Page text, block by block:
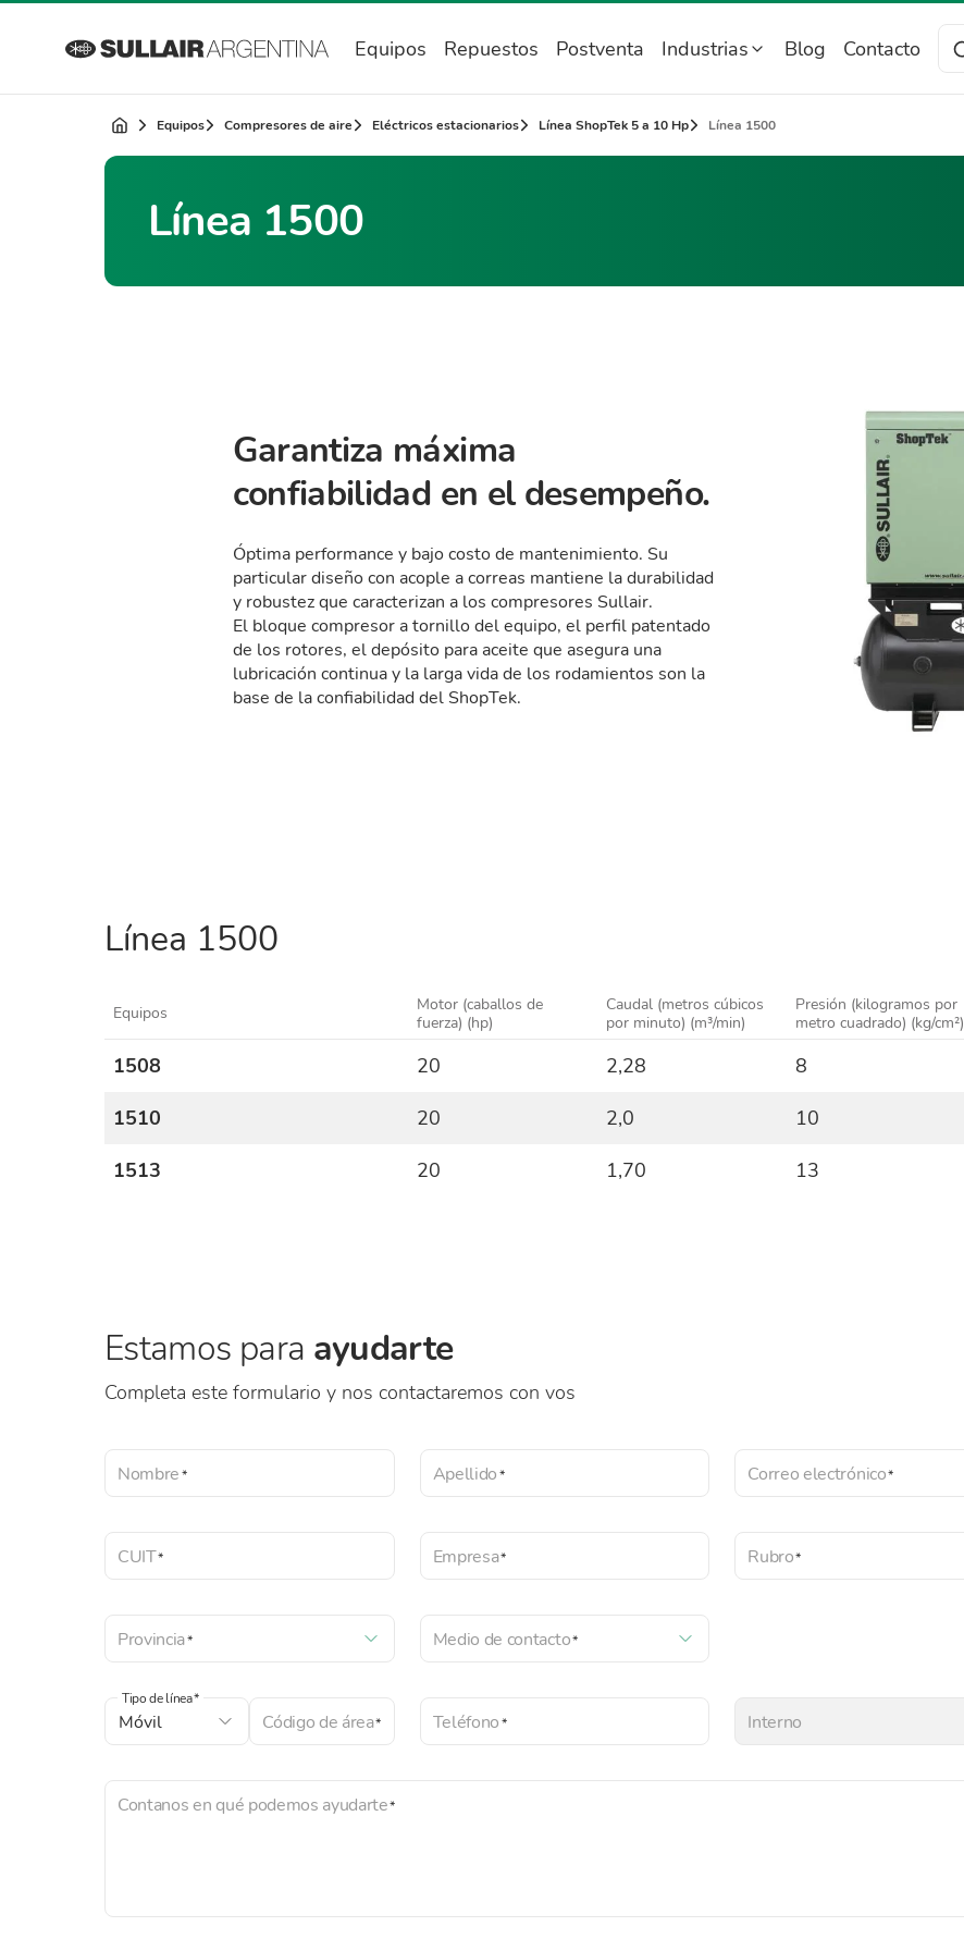
Equipos Repuestos Postventa Industrias Blog Contacto
Equipos Compresores de aire Eléctricos estacionarios Línea ShopTek 5 a 10 Hp Línea 1500
Línea 1500
Garantiza máxima
confiabilidad en el desempeño.
Óptima performance y bajo costo de mantenimiento. Su
particular diseño con acople a correas mantiene la durabilidad
y robustez que caracterizan a los compresores Sullair.
El bloque compresor a tornillo del equipo, el perfil patentado
de los rotores, el depósito para aceite que asegura una
lubricación continua y la larga vida de los rodamientos son la
base de la confiabilidad del ShopTek.
Línea 1500
Equipos
Motor (caballos de
fuerza) (hp)
Caudal (metros cúbicos
por minuto) (m³/min)
Presión (kilogramos por
metro cuadrado) (kg/cm²)
1508 20 2,28 8
1510
20 2,0 10
1513
20 1,70 13
Estamos para ayudarte
Completa este formulario y nos contactaremos con vos
Nombre Apellido Correo electrónico
CUIT Empresa Rubro
Provincia Medio de contacto
Tipo de línea
Código de área Interno
Teléfono
Contanos en qué podemos ayudarte